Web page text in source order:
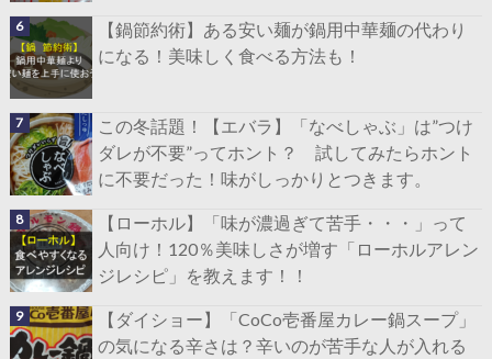
【鍋節約術】ある安い麺が鍋用中華麺の代わり
になる！美味しく食べる方法も！
この冬話題！【エバラ】「なべしゃぶ」は”つけ
ダレが不要”ってホント？ 試してみたらホント
に不要だった！味がしっかりとつきます。
【ローホル】「味が濃過ぎて苦手・・・」って
人向け！120％美味しさが増す「ローホルアレン
ジレシピ」を教えます！！
【ダイショー】「CoCo壱番屋カレー鍋スープ」
の気になる辛さは？辛いのが苦手な人が入れる